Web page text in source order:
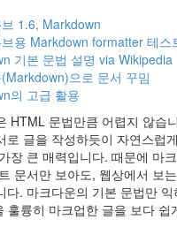
1.6, Markdown
용 Markdown formatter 테스
기본 문법 설명 via Wikipedia
으로 문서 꾸밈
의 고급 활용
HTML 문법만큼 어렵지 않습
로 글을 작성하듯이 자연스럽
장 큰 매력입니다. 때문에 마
문서만 보아도, 웹상에서 보
다. 마크다운의 기본 문법만
훌륭히 마크업한 글을 보다 쉽